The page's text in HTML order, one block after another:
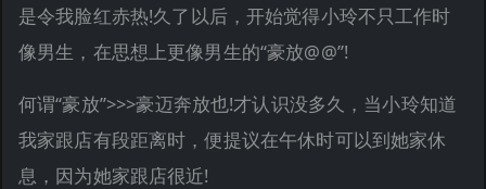
是令我脸红赤热!久了以后，开始觉得小玲不只工作时
像男生，在思想上更像男生的“豪放@@”!
何谓“豪放”>>>豪迈奔放也!才认识没多久，当小玲知道
我家跟店有段距离时，便提议在午休时可以到她家休
息，因为她家跟店很近!